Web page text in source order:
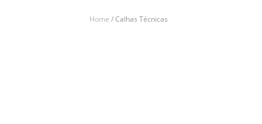
Home /Calhas Técnicas